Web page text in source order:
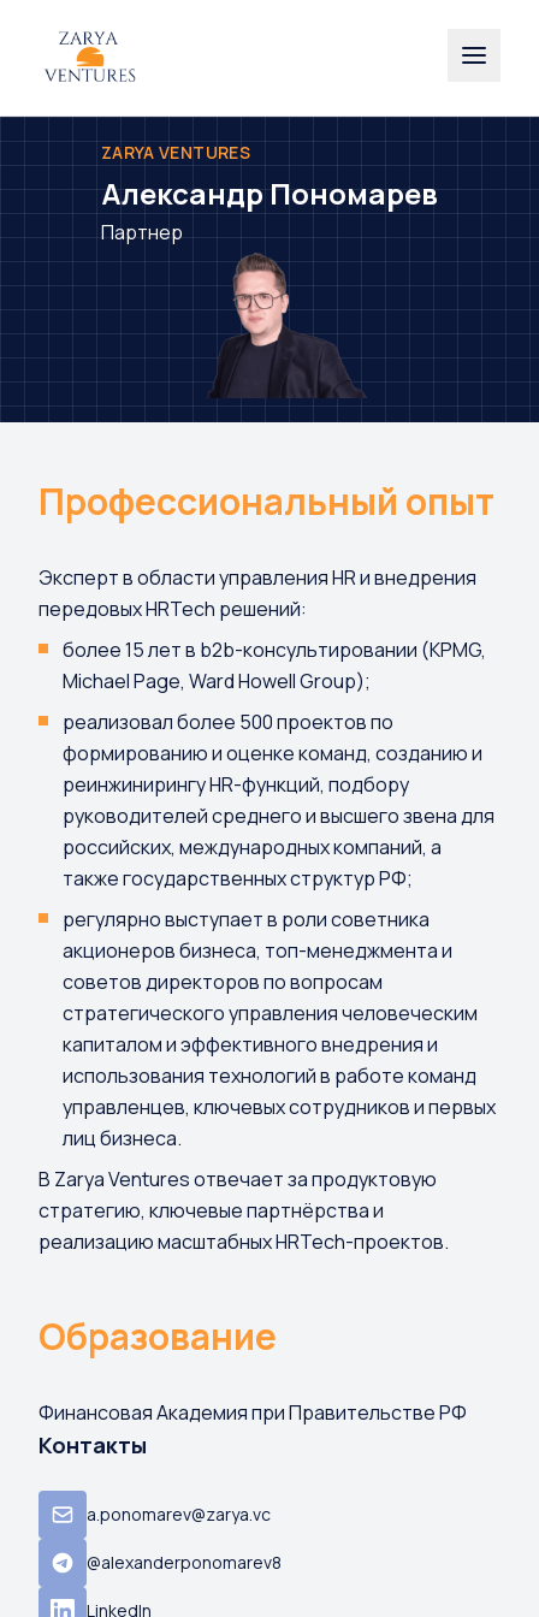
ZARYA VENTURES
Александр Пономарев
Партнер
Профессиональный опыт
Эксперт в области управления HR и внедрения
передовых HRTech решений:
более 15 лет в b2b-консультировании (KPMG,
Michael Page, Ward Howell Group);
реализовал более 500 проектов по
формированию и оценке команд, созданию и
реинжинирингу HR-функций, подбору
руководителей среднего и высшего звена для
российских, международных компаний, а
также государственных структур РФ;
регулярно выступает в роли советника
акционеров бизнеса, топ-менеджмента и
советов директоров по вопросам
стратегического управления человеческим
капиталом и эффективного внедрения и
использования технологий в работе команд
управленцев, ключевых сотрудников и первых
лиц бизнеса.
В Zarya Ventures отвечает за продуктовую
стратегию, ключевые партнёрства и
реализацию масштабных HRTech-проектов.
Образование
Финансовая Академия при Правительстве РФ
Контакты
a.ponomarev@zarya.vc
@alexanderponomarev8
LinkedIn